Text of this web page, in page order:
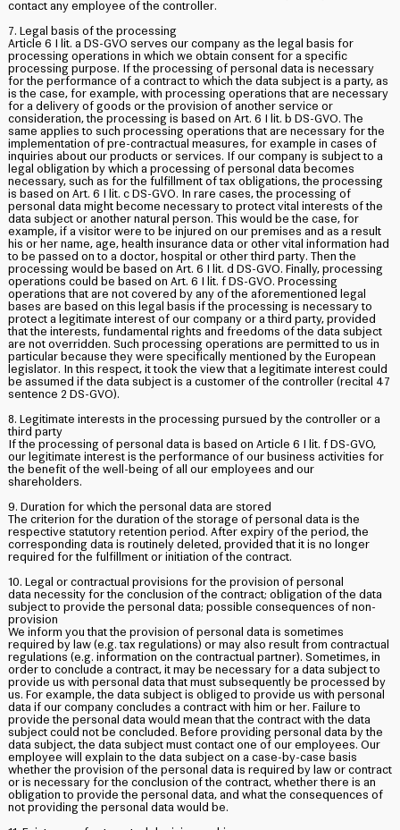
contact any employee of the controller.
7. Legal basis of the processing
Article 6 I lit. a DS-GVO serves our company as the legal basis for
processing operations in which we obtain consent for a specific
processing purpose. If the processing of personal data is necessary
for the performance of a contract to which the data subject is a party, as
is the case, for example, with processing operations that are necessary
for a delivery of goods or the provision of another service or
consideration, the processing is based on Art. 6 I lit. b DS-GVO. The
same applies to such processing operations that are necessary for the
implementation of pre-contractual measures, for example in cases of
inquiries about our products or services. If our company is subject to a
legal obligation by which a processing of personal data becomes
necessary, such as for the fulfillment of tax obligations, the processing
is based on Art. 6 I lit. c DS-GVO. In rare cases, the processing of
personal data might become necessary to protect vital interests of the
data subject or another natural person. This would be the case, for
example, if a visitor were to be injured on our premises and as a result
his or her name, age, health insurance data or other vital information had
to be passed on to a doctor, hospital or other third party. Then the
processing would be based on Art. 6 I lit. d DS-GVO. Finally, processing
operations could be based on Art. 6 I lit. f DS-GVO. Processing
operations that are not covered by any of the aforementioned legal
bases are based on this legal basis if the processing is necessary to
protect a legitimate interest of our company or a third party, provided
that the interests, fundamental rights and freedoms of the data subject
are not overridden. Such processing operations are permitted to us in
particular because they were specifically mentioned by the European
legislator. In this respect, it took the view that a legitimate interest could
be assumed if the data subject is a customer of the controller (recital 47
sentence 2 DS-GVO).
8. Legitimate interests in the processing pursued by the controller or a
third party
If the processing of personal data is based on Article 6 I lit. f DS-GVO,
our legitimate interest is the performance of our business activities for
the benefit of the well-being of all our employees and our
shareholders.
9. Duration for which the personal data are stored
The criterion for the duration of the storage of personal data is the
respective statutory retention period. After expiry of the period, the
corresponding data is routinely deleted, provided that it is no longer
required for the fulfillment or initiation of the contract.
10. Legal or contractual provisions for the provision of personal
data necessity for the conclusion of the contract; obligation of the data
subject to provide the personal data; possible consequences of non-
provision
We inform you that the provision of personal data is sometimes
required by law (e.g. tax regulations) or may also result from contractual
regulations (e.g. information on the contractual partner). Sometimes, in
order to conclude a contract, it may be necessary for a data subject to
provide us with personal data that must subsequently be processed by
us. For example, the data subject is obliged to provide us with personal
data if our company concludes a contract with him or her. Failure to
provide the personal data would mean that the contract with the data
subject could not be concluded. Before providing personal data by the
data subject, the data subject must contact one of our employees. Our
employee will explain to the data subject on a case-by-case basis
whether the provision of the personal data is required by law or contract
or is necessary for the conclusion of the contract, whether there is an
obligation to provide the personal data, and what the consequences of
not providing the personal data would be.